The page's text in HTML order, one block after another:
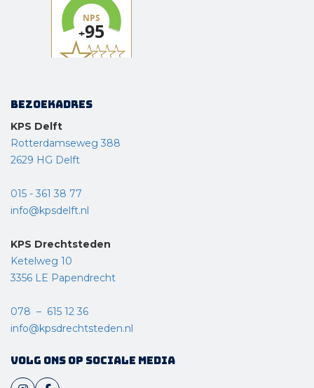
Bezoekadres
KPS Delft
Rotterdamseweg 388
2629 HG Delft
015 - 361 38 77
info@kpsdelft.nl
KPS Drechtsteden
Ketelweg 10
3356 LE Papendrecht
078 – 615 12 36
info@kpsdrechtsteden.nl
Volg ons op sociale media